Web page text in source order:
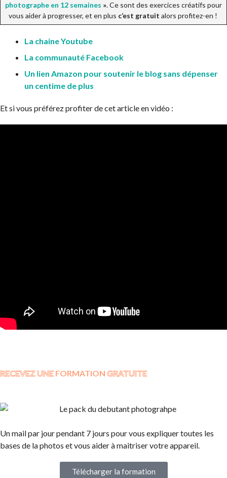
photographe en 12 semaines ». Ce sont des exercices créatifs pour
vous aider à progresser, et en plus c’est gratuit alors profitez-en !
La chaine Youtube
La communauté Facebook
Un lien Amazon pour soutenir le blog sans dépenser
un centime de plus
Et si vous préférez profiter de cet article en vidéo :
RECEVEZ UNE FORMATION GRATUITE
Un mail par jour pendant 7 jours pour vous expliquer toutes les
bases de la photos et vous aider à maitriser votre appareil.
Télécharger la formation